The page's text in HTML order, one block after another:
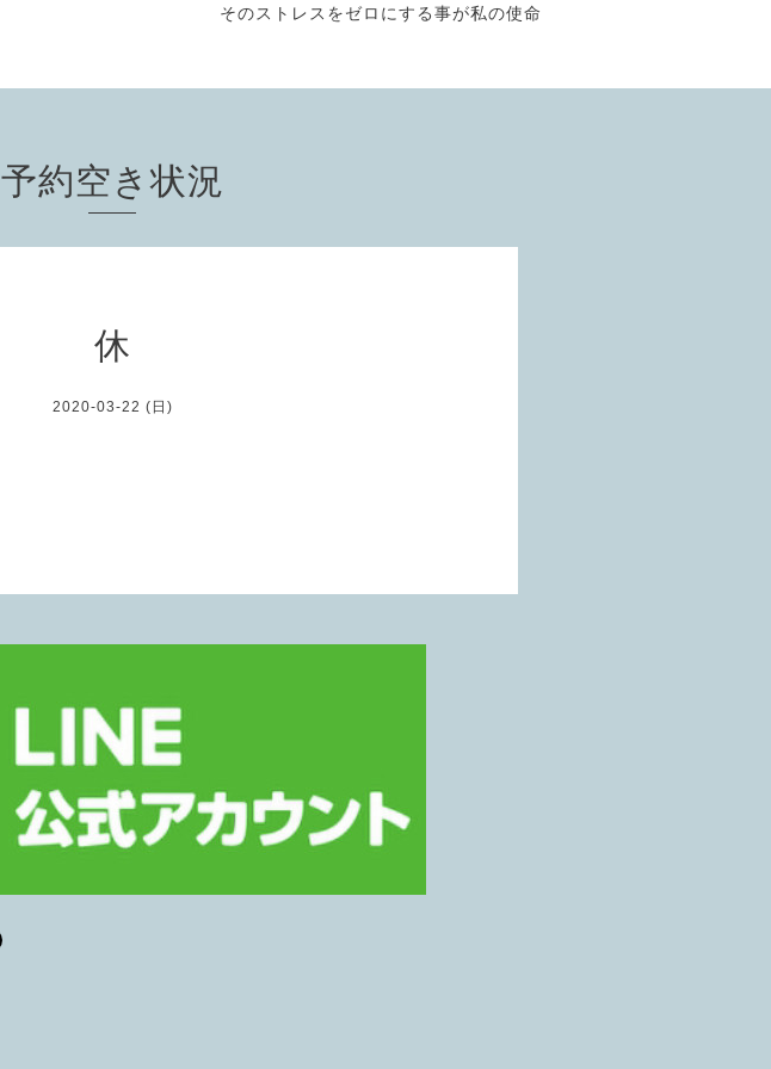
そのストレスをゼロにする事が私の使命
予約空き状況
休
2020-03-22 (日)